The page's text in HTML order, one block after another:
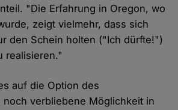
"Die Erfahrung in Oregon, wo
zeigt vielmehr, dass sich
den Schein holten ("Ich dürfte!")
realisieren."
auf die Option des
noch verbliebene Möglichkeit in